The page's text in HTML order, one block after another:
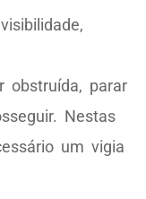
obstruída, parar
Nestas
um vigia